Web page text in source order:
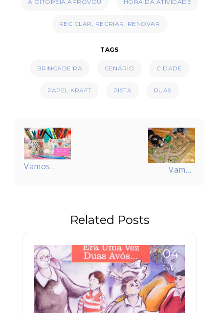
A OITOPEIA APROVOU HORA DA ATIVIDADE
RECICLAR, RECRIAR, RENOVAR
TAGS
BRINCADEIRA CENÁRIO CIDADE
PAPEL KRAFT PISTA RUAS
Navegação
de
Post
Vamos
Vamos
Related Posts
04
JUL